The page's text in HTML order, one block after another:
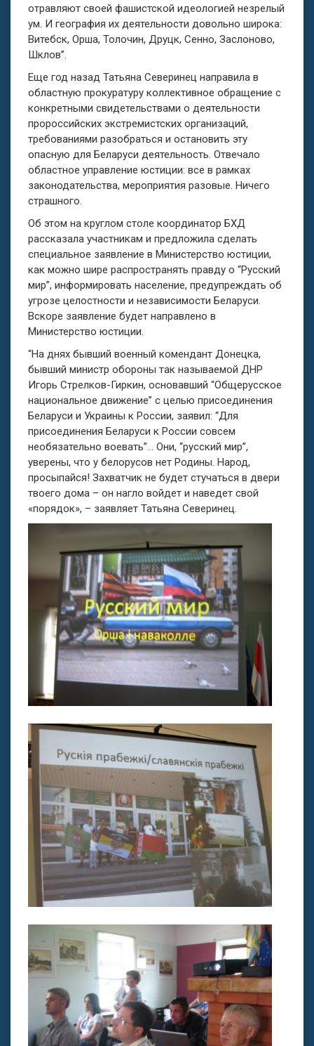
отравляют своей фашистской идеологией незрелый
ум. И география их деятельности довольно широка:
Витебск, Орша, Толочин, Друцк, Сенно, Заслоново,
Шклов”.
Еще год назад Татьяна Северинец направила в
областную прокуратуру коллективное обращение с
конкретными свидетельствами о деятельности
пророссийских экстремистских организаций,
требованиями разобраться и остановить эту
опасную для Беларуси деятельность. Отвечало
областное управление юстиции: все в рамках
законодательства, мероприятия разовые. Ничего
страшного.
Об этом на круглом столе координатор БХД
рассказала участникам и предложила сделать
специальное заявление в Министерство юстиции,
как можно шире распространять правду о “Русский
мир”, информировать население, предупреждать об
угрозе целостности и независимости Беларуси.
Вскоре заявление будет направлено в
Министерство юстиции.
“На днях бывший военный комендант Донецка,
бывший министр обороны так называемой ДНР
Игорь Стрелков-Гиркин, основавший “Общерусское
национальное движение” с целью присоединения
Беларуси и Украины к России, заявил: “Для
присоединения Беларуси к России совсем
необязательно воевать”… Они, “русский мир”,
уверены, что у белорусов нет Родины. Народ,
просыпайся! Захватчик не будет стучаться в двери
твоего дома – он нагло войдет и наведет свой
«порядок», – заявляет Татьяна Северинец.